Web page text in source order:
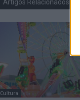
Artigos Relacionados
Cultura